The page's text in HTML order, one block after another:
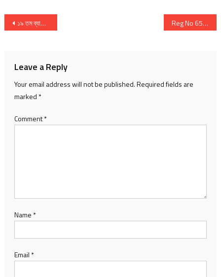
Post
১৯ তম ব্যাচের ফলাফল Reg No 653838
Leave a Reply
Your email address will not be published.Required fields are
marked *
Comment*
Name *
Email *